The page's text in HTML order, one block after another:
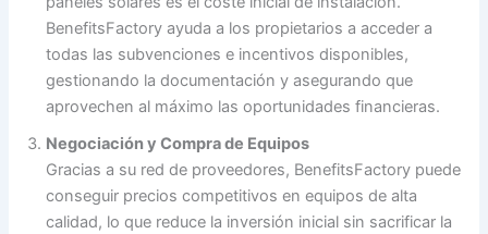
BenefitsFactory ayuda a los propietarios a acceder a
todas las subvenciones e incentivos disponibles,
gestionando la documentación y asegurando que
aprovechen al máximo las oportunidades financieras.
Negociación y Compra de Equipos
Gracias a su red de proveedores, BenefitsFactory puede
conseguir precios competitivos en equipos de alta
calidad, lo que reduce la inversión inicial sin sacrificar la